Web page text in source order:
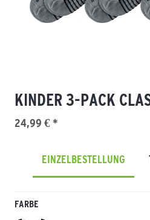
KINDER 3-PACK
24,99 € *
EINZELBESTELLUNG
FARBE